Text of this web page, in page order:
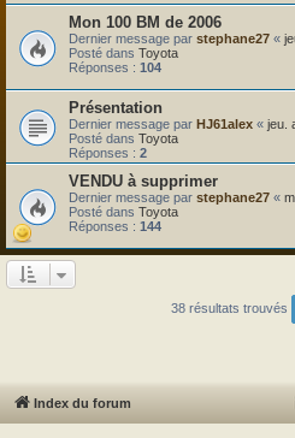
Mon 100 BM de 2006
Dernier message par stephane27 «
Posté dans Toyota
Réponses : 104
Présentation
Dernier message par HJ61alex « jeu.
Posté dans Toyota
Réponses : 2
VENDU à supprimer
Dernier message par stephane27 «
Posté dans Toyota
Réponses : 144
38 résultats trouvés
Index du forum